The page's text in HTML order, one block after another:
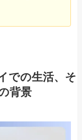
での生活、そ
背景